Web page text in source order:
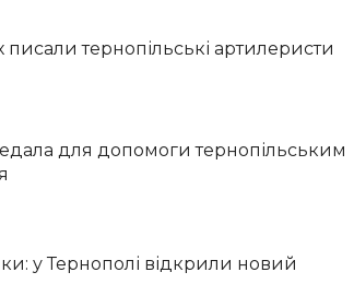
писали тернопільські артилеристи
для допомоги тернопільським
у Тернополі відкрили новий